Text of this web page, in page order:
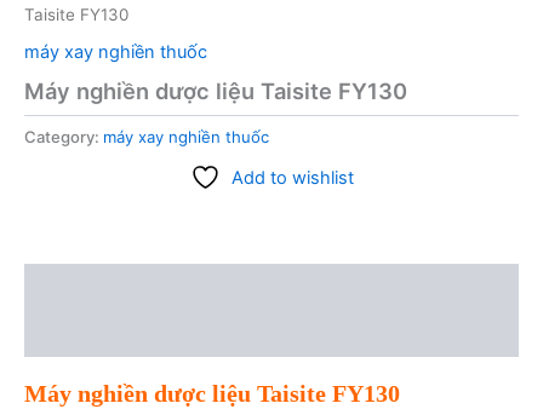
Taisite FY130
máy xay nghiền thuốc
Máy nghiền dược liệu Taisite FY130
Category: máy xay nghiền thuốc
Add to wishlist
Máy nghiền dược liệu Taisite FY130